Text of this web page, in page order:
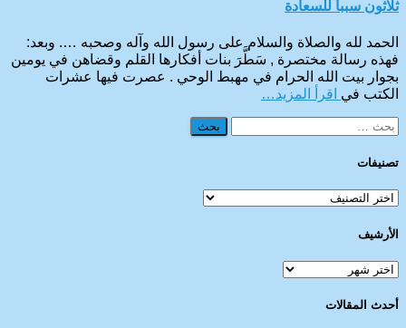
ثلاثون سبباً للسعادة
الحمد لله والصلاة والسلام على رسول الله وآله وصحبه …. وبعد:
فهذه رسالة مختصرة , سَطَّرَ بنات أفكارها القلم وقضاهن في يومين
بجوار بيت الله الحرام في مهبط الوحي . عصرت فيها عشرات
الكتب في اقرأ المزيد…
البحث
تصنيفات
تصنيفات
الأرشيف
الأرشيف
أحدث المقالات